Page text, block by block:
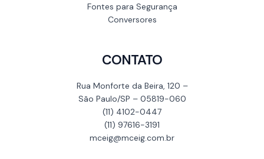
Fontes para Segurança
Conversores
CONTATO
Rua Monforte da Beira, 120 –
São Paulo/SP – 05819-060
(11) 4102-0447
(11) 97616-3191
mceig@mceig.com.br